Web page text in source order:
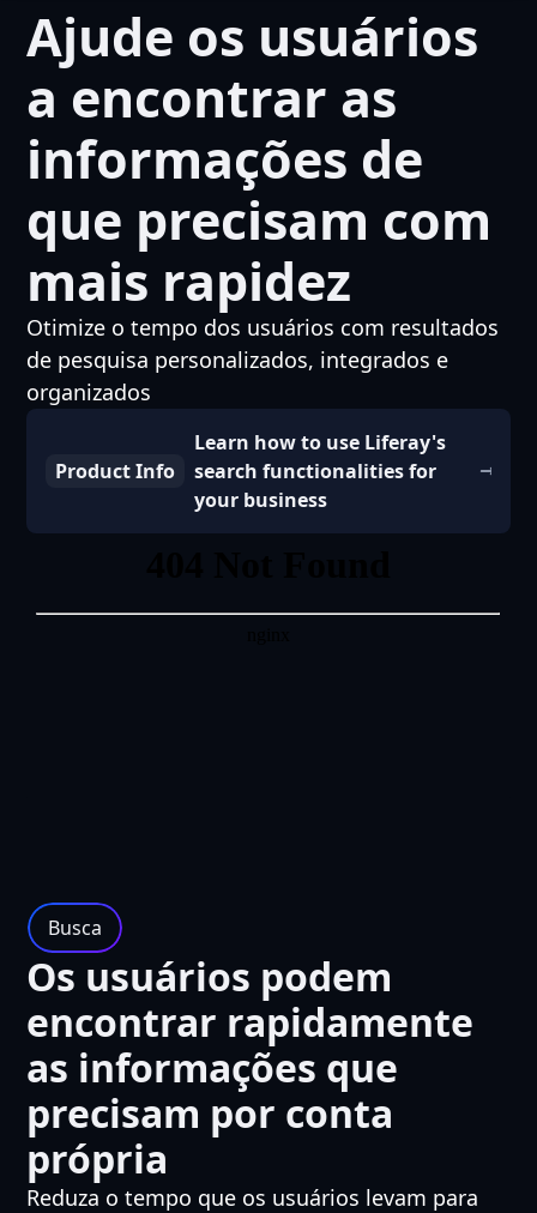
Ajude os usuários
a encontrar as
informações de
que precisam com
mais rapidez
Otimize o tempo dos usuários com resultados
de pesquisa personalizados, integrados e
organizados
Product Info
Learn how to use Liferay's
search functionalities for
your business
Busca
Os usuários podem
encontrar rapidamente
as informações que
precisam por conta
própria
Reduza o tempo que os usuários levam para